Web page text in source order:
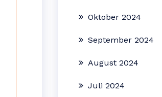
Oktober 2024
September 2024
August 2024
Juli 2024